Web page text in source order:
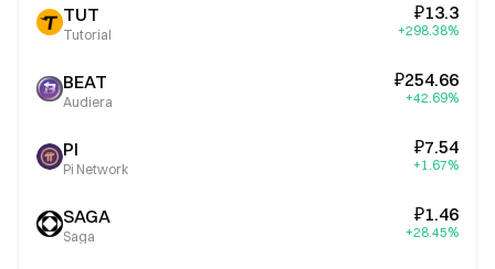
TUT
Tutorial
₽13.3
+298.38%
BEAT
Audiera
₽254.66
+42.69%
PI
Pi Network
₽7.54
+1.67%
SAGA
Saga
₽1.46
+28.45%